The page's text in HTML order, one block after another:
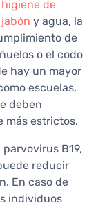
higiene de
jabón y agua, la
de
o el codo
hay un mayor
escuelas,
deben
más estrictos.
B19,
reducir
En caso de
individuos